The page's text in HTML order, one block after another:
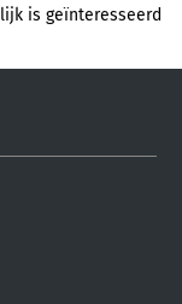
is geïnteresseerd